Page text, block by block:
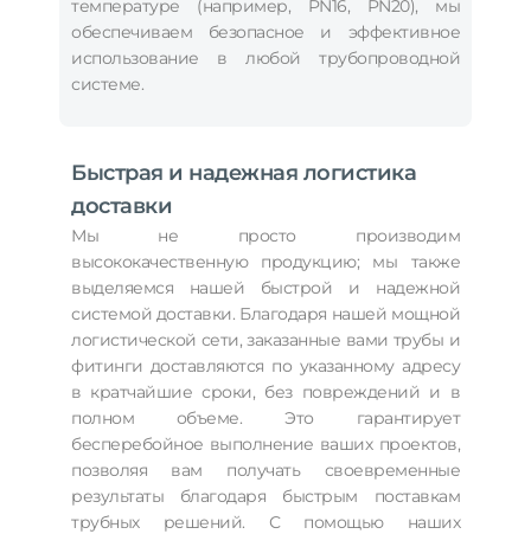
температуре (например, PN16, PN20), мы
обеспечиваем безопасное и эффективное
использование в любой трубопроводной
системе.
Быстрая и надежная логистика
доставки
Мы не просто производим
высококачественную продукцию; мы также
выделяемся нашей быстрой и надежной
системой доставки. Благодаря нашей мощной
логистической сети, заказанные вами трубы и
фитинги доставляются по указанному адресу
в кратчайшие сроки, без повреждений и в
полном объеме. Это гарантирует
бесперебойное выполнение ваших проектов,
позволяя вам получать своевременные
результаты благодаря быстрым поставкам
трубных решений. С помощью наших